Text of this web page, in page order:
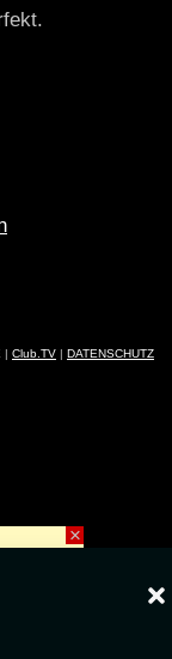
| Club.TV | DATENSCHUTZ
×